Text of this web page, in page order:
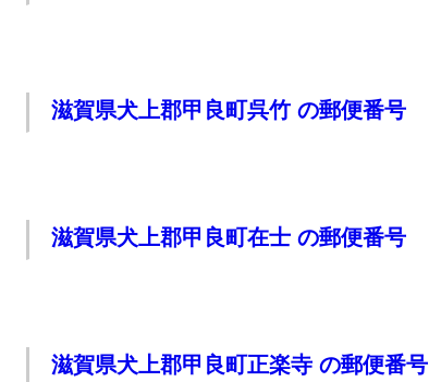
滋賀県犬上郡甲良町呉竹 の郵便番号
滋賀県犬上郡甲良町在士 の郵便番号
滋賀県犬上郡甲良町正楽寺 の郵便番号